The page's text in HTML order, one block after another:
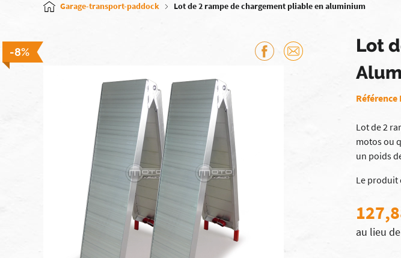
Garage-transport-paddock Lot de 2 rampe de chargement pliable en aluminium
-8%
Lot
Référence
Lot de 2
motos ou
un poids
Le produit
au lieu de